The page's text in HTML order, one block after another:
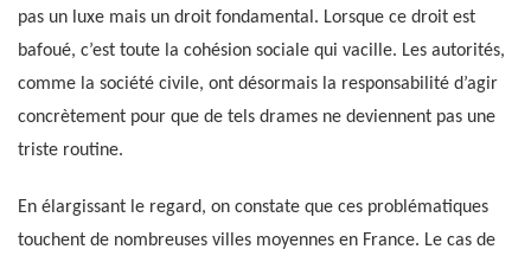
pas un luxe mais un droit fondamental. Lorsque ce droit est
bafoué, c’est toute la cohésion sociale qui vacille. Les autorités,
comme la société civile, ont désormais la responsabilité d’agir
concrètement pour que de tels drames ne deviennent pas une
triste routine.
En élargissant le regard, on constate que ces problématiques
touchent de nombreuses villes moyennes en France. Le cas de